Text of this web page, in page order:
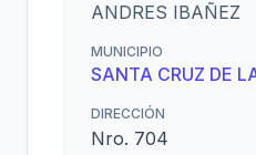
ANDRES IBAÑEZ
MUNICIPIO
SANTA CRUZ DE
DIRECCIÓN
Nro. 704